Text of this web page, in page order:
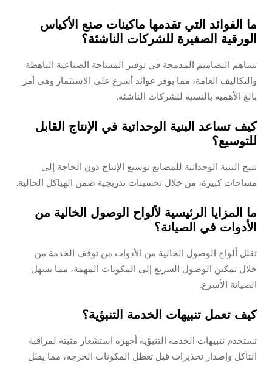
ما الفوائد التي تقدمها ماكينات صنع الأكياس
الورقية الصغيرة للشركات الناشئة؟
تساهم التصاميم المدمجة في توفير المساحة الصناعية الباهظة
والتكاليف العامة، مما يوفر عوائد أسرع على الاستثمار وهي أمر
بالغ الأهمية بالنسبة للشركات الناشئة.
كيف تساعد البنية الوحداتية في الإنتاج القابل
للتوسيع؟
تتيح البنية الوحداتية للمصانع توسيع الإنتاج دون الحاجة إلى
مساحات كبيرة، من خلال تحسينات تدريجية ضمن الهياكل الحالية.
ما المزايا الرئيسية لألواح الوصول الخالية من
الأدوات في الصيانة؟
تقلل ألواح الوصول الخالية من الأدوات من توقف الخدمة من
خلال تمكين الوصول السريع إلى المكونات المهمة، مما يسهل
الصيانة الأسرع.
كيف تعمل تنبيهات الخدمة التنبؤية؟
تستخدم تنبيهات الخدمة التنبؤية أجهزة استشعار مثبتة لمراقبة
التآكل وإصدار تحذيرات قبل تعطل المكونات الحرجة، مما يقلل